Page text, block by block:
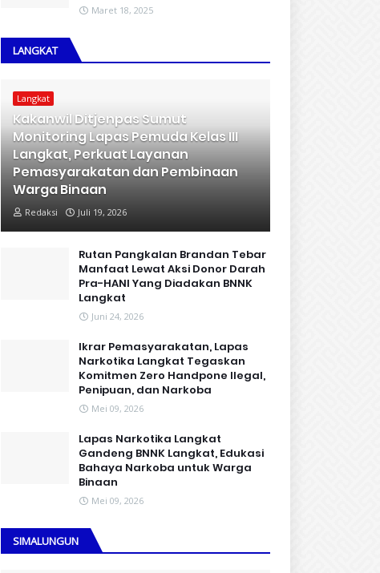
Maret 18, 2025
LANGKAT
Langkat
Kakanwil Ditjenpas Sumut
Monitoring Lapas Pemuda Kelas III
Langkat, Perkuat Layanan
Pemasyarakatan dan Pembinaan
Warga Binaan
Redaksi Juli 19, 2026
Rutan Pangkalan Brandan Tebar
Manfaat Lewat Aksi Donor Darah
Pra-HANI Yang Diadakan BNNK
Langkat
Juni 24, 2026
Ikrar Pemasyarakatan, Lapas
Narkotika Langkat Tegaskan
Komitmen Zero Handpone llegal,
Penipuan, dan Narkoba
Mei 09, 2026
Lapas Narkotika Langkat
Gandeng BNNK Langkat, Edukasi
Bahaya Narkoba untuk Warga
Binaan
Mei 09, 2026
SIMALUNGUN